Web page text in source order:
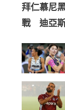
拜仁慕尼
戰 迪亞斯